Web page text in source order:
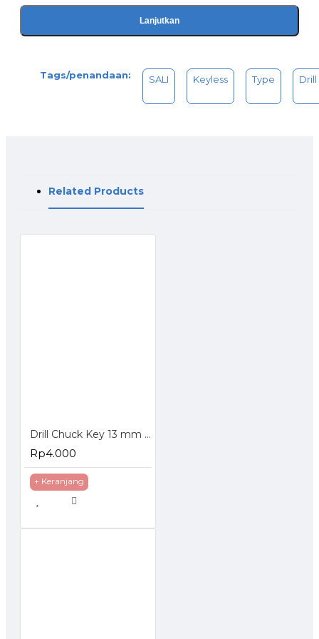
Lanjutkan
Tags/penandaan: SALI Keyless Type Drill
Related Products
Drill Chuck Key 13 mm - Kunci Kepala Bor 13mm
Rp4.000
+ Keranjang